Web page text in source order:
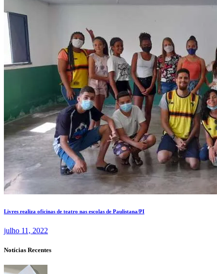
Livres realiza oficinas de teatro nas escolas de Paulistana/PI
julho 11, 2022
Notícias Recentes